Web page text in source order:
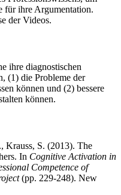
für ihre Argumentation.
der Videos.
ihre diagnostischen
(1) die Probleme der
können und (2) bessere
können.
Krauss, S. (2013). The
In Cognitive Activation in
Competence of
(pp. 229-248). New